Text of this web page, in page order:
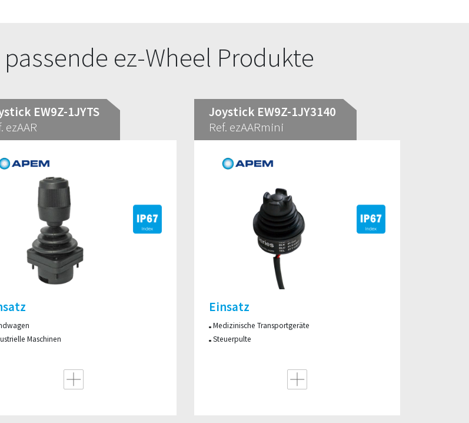
ez-Wheel Produkte
EW9Z-1JYTS
ezAAR
Maschinen
Joystick EW9Z-1JY3140
Ref. ezAARmini
Einsatz
​Medizinische Transportgeräte​
Steuerpulte